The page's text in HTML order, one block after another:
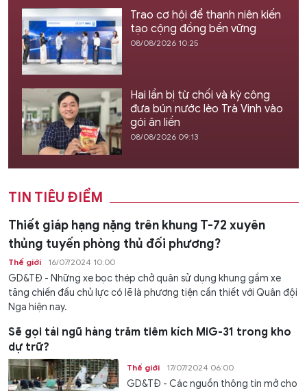
Trao cơ hội để thanh niên kiến
tạo cộng đồng bền vững
08/08/2026 10:25
Hai lần bị từ chối và kỳ công
đưa bún nước lèo Trà Vinh vào
gói ăn liền
08/08/2026 09:13
TIN TIÊU ĐIỂM
Thiết giáp hạng nặng trên khung T-72 xuyên
thủng tuyến phòng thủ đối phương?
Thế giới 16/07/2024 10:00
GD&TĐ - Những xe bọc thép chở quân sử dụng khung gầm xe
tăng chiến đấu chủ lực có lẽ là phương tiện cần thiết với Quân đội
Nga hiện nay.
Sẽ gọi tái ngũ hàng trăm tiêm kích MiG-31 trong kho
dự trữ?
Thế giới 17/07/2024 06:00
GD&TĐ - Các nguồn thông tin mở cho